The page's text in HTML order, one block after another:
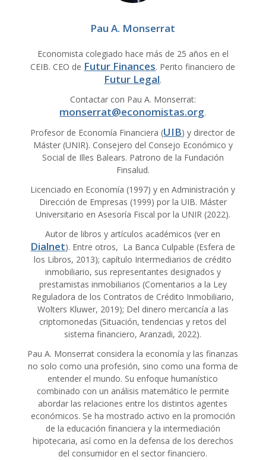
Pau A. Monserrat
Economista colegiado hace más de 25 años en el
CEIB. CEO de Futur Finances. Perito financiero de
Futur Legal.
Contactar con Pau A. Monserrat:
monserrat@economistas.org.
Profesor de Economía Financiera (UIB) y director de
Máster (UNIR). Consejero del Consejo Económico y
Social de Illes Balears. Patrono de la Fundación
Finsalud.
Licenciado en Economía (1997) y en Administración y
Dirección de Empresas (1999) por la UIB. Máster
Universitario en Asesoría Fiscal por la UNIR (2022).
Autor de libros y artículos académicos (ver en
Dialnet). Entre otros, La Banca Culpable (Esfera de
los Libros, 2013); capítulo Intermediarios de crédito
inmobiliario, sus representantes designados y
prestamistas inmobiliarios (Comentarios a la Ley
Reguladora de los Contratos de Crédito Inmobiliario,
Wolters Kluwer, 2019); Del dinero mercancía a las
criptomonedas (Situación, tendencias y retos del
sistema financiero, Aranzadi, 2022).
Pau A. Monserrat considera la economía y las finanzas
no solo como una profesión, sino como una forma de
entender el mundo. Su enfoque humanístico
combinado con un análisis matemático le permite
abordar las relaciones entre los distintos agentes
económicos. Se ha mostrado activo en la promoción
de la educación financiera y la intermediación
hipotecaria, así como en la defensa de los derechos
del consumidor en el sector financiero.